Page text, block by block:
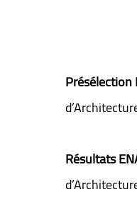
Présélection
Résultats